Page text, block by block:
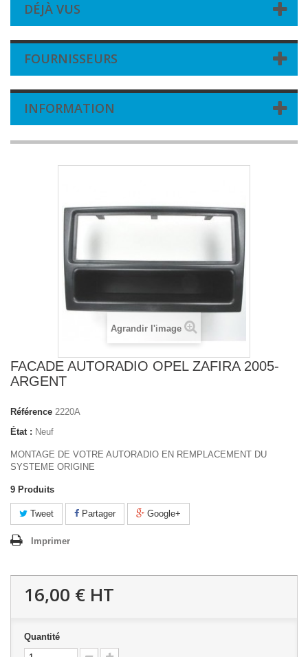
DÉJÀ VUS
FOURNISSEURS
INFORMATION
Agrandir l'image
FACADE AUTORADIO OPEL ZAFIRA 2005-
ARGENT
Référence 2220A
État : Neuf
MONTAGE DE VOTRE AUTORADIO EN REMPLACEMENT DU
SYSTEME ORIGINE
9 Produits
Tweet Partager Google+
Imprimer
16,00 € HT
Quantité